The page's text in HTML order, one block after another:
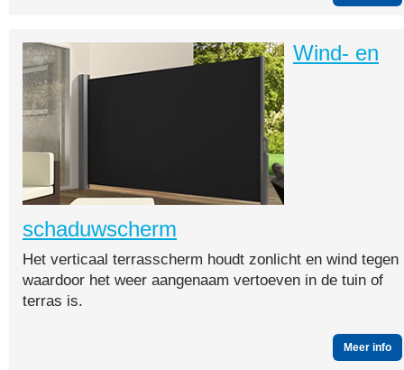
Wind- en
schaduwscherm
Het verticaal terrasscherm houdt zonlicht en wind tegen
waardoor het weer aangenaam vertoeven in de tuin of
terras is.
Meer info